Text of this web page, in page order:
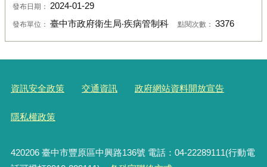
發布日期： 2024-01-29
發布單位： 臺中市政府衛生局‧疾病管制科 點閱次數： 3376
資訊安全政策 交通資訊 政府網站資料開放宣告
隱私權政策
420206臺中市豐原區中興路136號 電話：04-22289111(行動電